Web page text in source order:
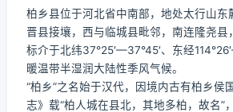
柏乡县位于河北省中南部，地处太行山东
晋县接壤，西与临城县毗邻，南连隆尧县
标介于北纬37°25′—37°45′、东经
暖温带半湿润大陆性季风气候。
“柏乡”之名始于汉代，因境内古有柏乡侯
志》载“柏人城在县北，其地多柏，故名”